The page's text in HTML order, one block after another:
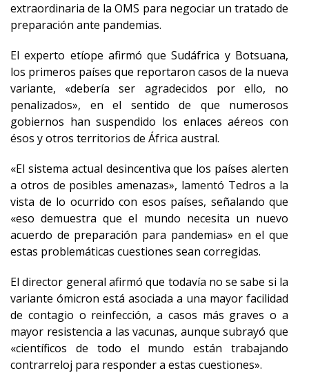
extraordinaria de la OMS para negociar un tratado de
preparación ante pandemias.
El experto etíope afirmó que Sudáfrica y Botsuana,
los primeros países que reportaron casos de la nueva
variante, «debería ser agradecidos por ello, no
penalizados», en el sentido de que numerosos
gobiernos han suspendido los enlaces aéreos con
ésos y otros territorios de África austral.
«El sistema actual desincentiva que los países alerten
a otros de posibles amenazas», lamentó Tedros a la
vista de lo ocurrido con esos países, señalando que
«eso demuestra que el mundo necesita un nuevo
acuerdo de preparación para pandemias» en el que
estas problemáticas cuestiones sean corregidas.
El director general afirmó que todavía no se sabe si la
variante ómicron está asociada a una mayor facilidad
de contagio o reinfección, a casos más graves o a
mayor resistencia a las vacunas, aunque subrayó que
«científicos de todo el mundo están trabajando
contrarreloj para responder a estas cuestiones».